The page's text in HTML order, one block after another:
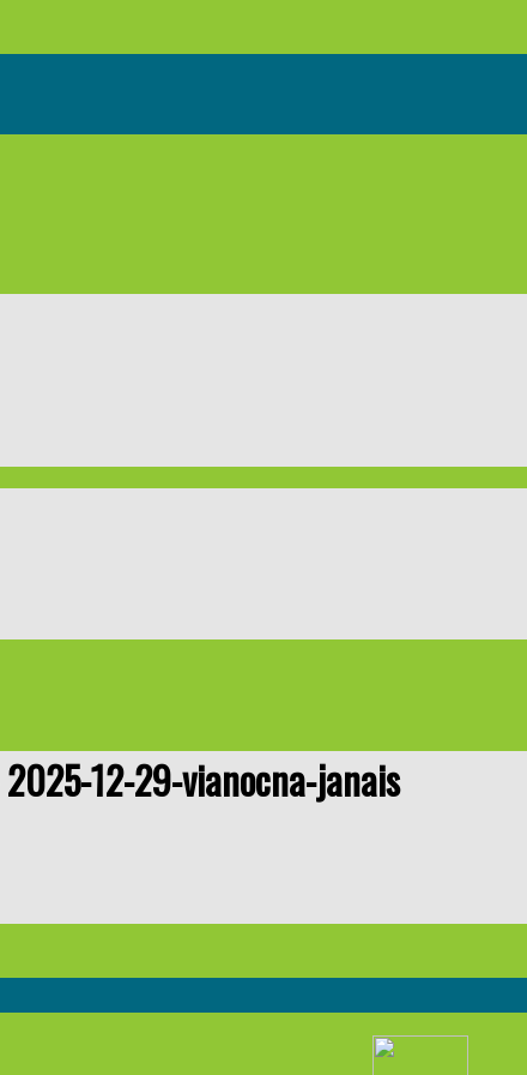
2025-12-29-vianocna-janais